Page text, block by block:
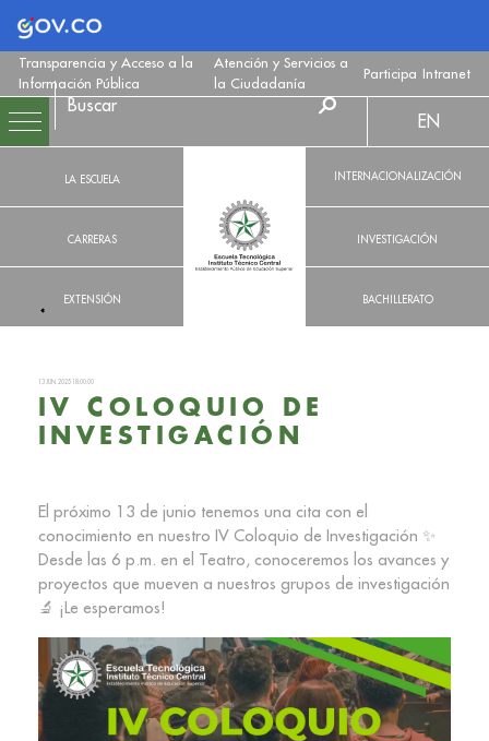
Logo Gobierno de Colombia
Transparencia y Acceso a la
Información Pública
Atención y Servicios a
la Ciudadanía
Participa Intranet
LA ESCUELA
CARRERAS
EXTENSIÓN
EN
INTERNACIONALIZACIÓN
INVESTIGACIÓN
BACHILLERATO
13 JUN. 2025 18:00:00
IV COLOQUIO DE
INVESTIGACIÓN
El próximo 13 de junio tenemos una cita con el
conocimiento en nuestro IV Coloquio de Investigación ✨
Desde las 6 p.m. en el Teatro, conoceremos los avances y
proyectos que mueven a nuestros grupos de investigación
🔬 ¡Le esperamos!